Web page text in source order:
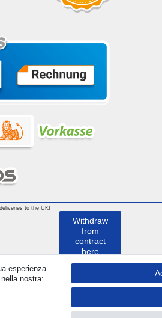
to the UK!
esperienza
nostra:
Withdraw
from
contract
here